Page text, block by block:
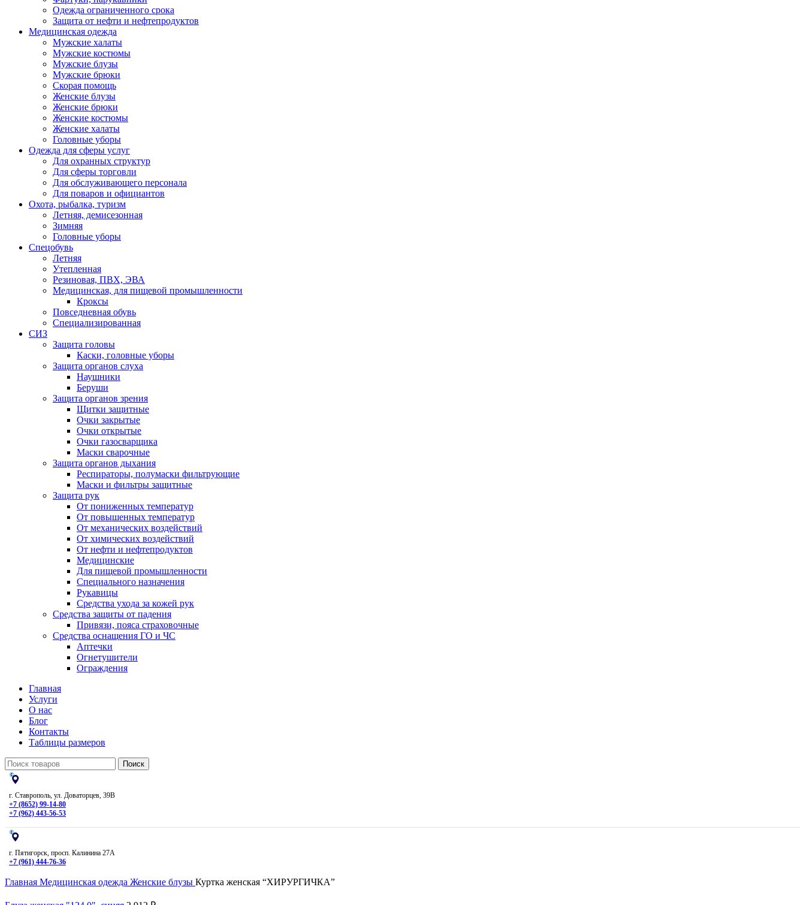
Одежда ограниченного срока
Защита от нефти и нефтепродуктов
Медицинская одежда
Мужские халаты
Мужские костюмы
Мужские блузы
Мужские брюки
Скорая помощь
Женские блузы
Женские брюки
Женские костюмы
Женские халаты
Головные уборы
Одежда для сферы услуг
Для охранных структур
Для сферы торговли
Для обслуживающего персонала
Для поваров и официантов
Охота, рыбалка, туризм
Летняя, демисезонная
Зимняя
Головные уборы
Спецобувь
Летняя
Утепленная
Резиновая, ПВХ, ЭВА
Медицинская, для пищевой промышленности
Кроксы
Повседневная обувь
Специализированная
СИЗ
Защита головы
Каски, головные уборы
Защита органов слуха
Наушники
Беруши
Защита органов зрения
Щитки защитные
Очки закрытые
Очки открытые
Очки газосварщика
Маски сварочные
Защита органов дыхания
Респираторы, полумаски фильтрующие
Маски и фильтры защитные
Защита рук
От пониженных температур
От повышенных температур
От механических воздействий
От химических воздействий
От нефти и нефтепродуктов
Медицинские
Для пищевой промышленности
Специального назначения
Рукавицы
Средства ухода за кожей рук
Средства защиты от падения
Привязи, пояса страховочные
Средства оснащения ГО и ЧС
Аптечки
Огнетушители
Ограждения
Главная
Услуги
О нас
Блог
Контакты
Таблицы размеров
Поиск
г. Ставрополь, ул. Доваторцев, 39В
+7 (8652) 99-14-80
+7 (962) 443-56-53
г. Пятигорск, просп. Калинина 27А
+7 (961) 444-76-36
Главная Медицинская одежда Женские блузы Куртка женская “ХИРУРГИЧКА”